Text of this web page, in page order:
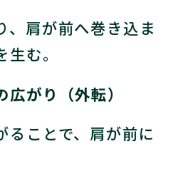
、肩が前へ巻き込ま
む。
がり（外転）
ることで、肩が前に